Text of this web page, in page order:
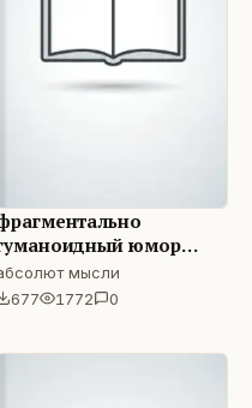
юмор
мысли
677
1772 0